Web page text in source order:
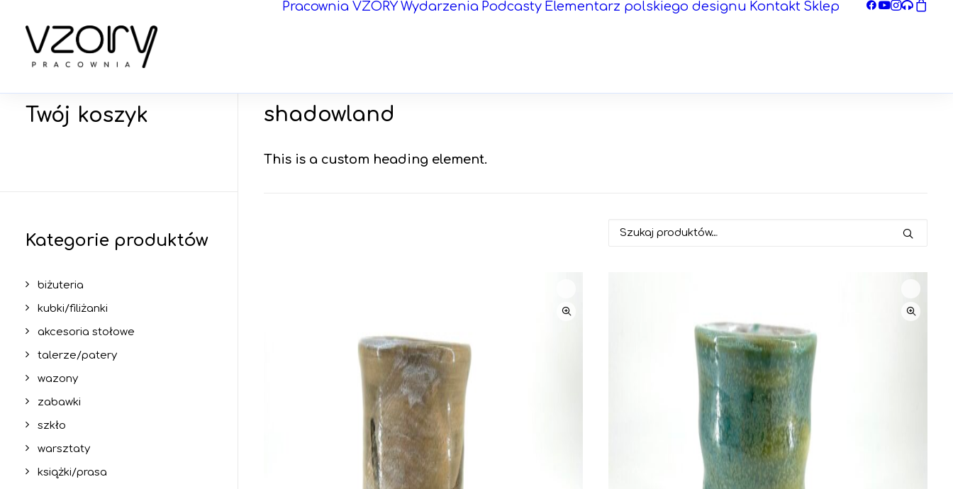
Pracownia VZORY Wydarzenia Podcasty Elementarz polskiego designu Kontakt Sklep
Twój koszyk
Kategorie produktów
biżuteria
kubki/filiżanki
akcesoria stołowe
talerze/patery
wazony
zabawki
szkło
warsztaty
książki/prasa
shadowland
This is a custom heading element.
Szukaj: